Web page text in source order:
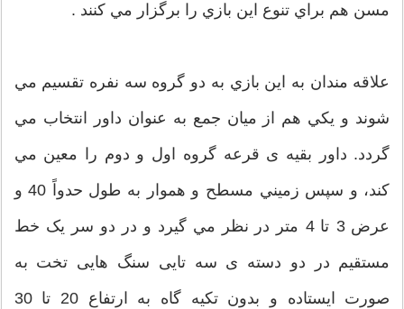
مسن هم براي تنوع اين بازي را برگزار مي كنند .
علاقه مندان به اين بازي به دو گروه سه نفره تقسيم مي
شوند و يكي هم از ميان جمع به عنوان داور انتخاب مي
گردد. داور بقيه ی قرعه گروه اول و دوم را معين مي
كند، و سپس زميني مسطح و هموار به طول حدواً 40 و
عرض 3 تا 4 متر در نظر مي گيرد و در دو سر یک خط
مستقیم در دو دسته ی سه تایی سنگ هایی تخت به
صورت ایستاده و بدون تکیه گاه به ارتفاع 20 تا 30